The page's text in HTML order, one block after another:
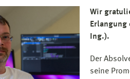
Wir
Erlangung
Ing.).
Der
seine